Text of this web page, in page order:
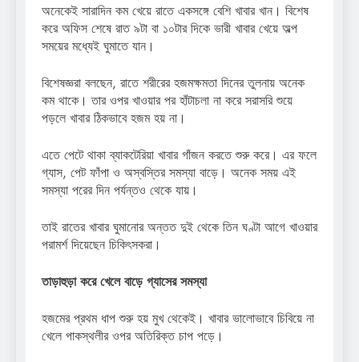
অনেকেই সারাদিন কম খেয়ে রাতে একসঙ্গে বেশি খাবার খান। বিশেষ
করে অফিস শেষে রাত ৯টা বা ১০টার দিকে ভারী খাবার খেয়ে অল্প
সময়ের মধ্যেই ঘুমাতে যান।
বিশেষজ্ঞরা বলছেন, রাতে শরীরের হজমক্ষমতা দিনের তুলনায় অনেক
কম থাকে। তার ওপর খাওয়ার পর হাঁটাচলা না করে সরাসরি শুয়ে
পড়লে খাবার ঠিকভাবে হজম হয় না।
এতে পেটে থাকা ব্যাকটেরিয়া খাবার গাঁজন করতে শুরু করে। এর ফলে
গ্যাস, পেট ফাঁপা ও অস্বস্তির সমস্যা বাড়ে। অনেক সময় এই
সমস্যা পরের দিন পর্যন্তও থেকে যায়।
তাই রাতের খাবার ঘুমানোর অন্তত দুই থেকে তিন ঘণ্টা আগে খাওয়ার
পরামর্শ দিয়েছেন চিকিৎসকরা।
তাড়াহুড়া করে খেলে বাড়ে গ্যাসের সমস্যা
হজমের প্রথম ধাপ শুরু হয় মুখ থেকেই। খাবার ভালোভাবে চিবিয়ে না
খেলে পাকস্থলীর ওপর অতিরিক্ত চাপ পড়ে।